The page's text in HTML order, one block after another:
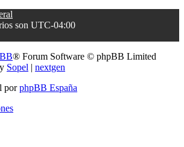
son UTC-04:00
® Forum Software © phpBB Limited
Sopel | nextgen
porphpBB España